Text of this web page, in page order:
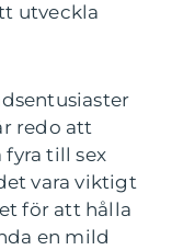
utveckla
redo att
till sex
vara viktigt
för att hålla
en mild